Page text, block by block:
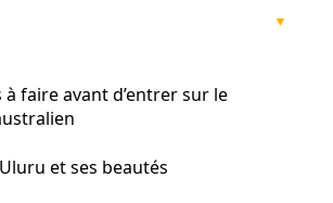
à faire avant d’entrer sur le
et ses beautés